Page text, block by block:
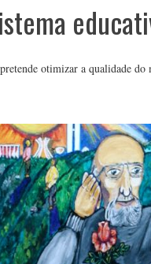
otimizar a qualidade